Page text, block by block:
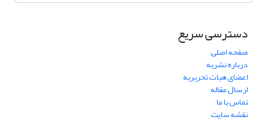
دسترسی سریع
صفحه اصلی
درباره نشریه
اعضای هیات تحریریه
ارسال مقاله
تماس با ما
نقشه سایت